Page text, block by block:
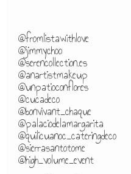
@fromlistawithlove
@jimmychoo
@serencollection.es
@anartistmakeup
@unpatioconflores
@cucadeco
@bonvivant_chaque
@palaciodelamargarita
@quilicuanoc_cateringdeco
@sierrasantotome
@high_volume_event